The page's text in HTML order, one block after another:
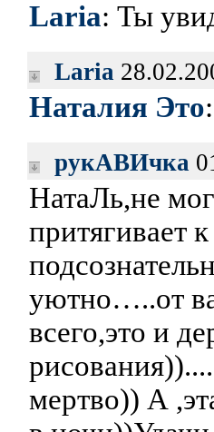
Laria: Ты
Laria
Наталия Это
рукАВИчка
НатаЛь,не
притягивает
уютно…..от
всего,это и
мертво)) А